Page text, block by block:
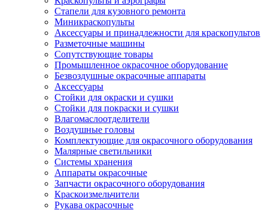
Стапели для кузовного ремонта
Миникраскопульты
Аксессуары и принадлежности для краскопультов
Разметочные машины
Сопутствующие товары
Промышленное окрасочное оборудование
Безвоздушные окрасочные аппараты
Аксессуары
Стойки для окраски и сушки
Стойки для покраски и сушки
Влагомаслоотделители
Воздушные головы
Комплектующие для окрасочного оборудования
Малярные светильники
Системы хранения
Аппараты окрасочные
Запчасти окрасочного оборудования
Краскоизмельчители
Рукава окрасочные